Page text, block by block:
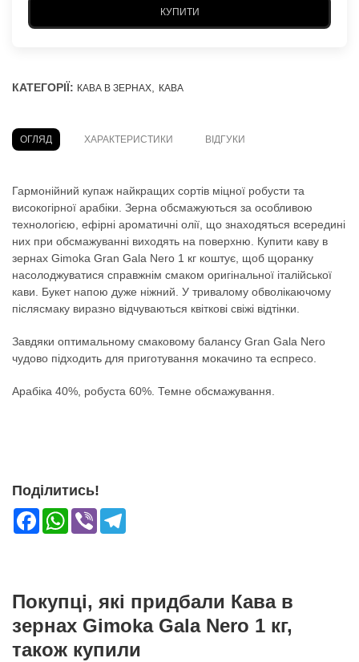
КУПИТИ
КАТЕГОРІЇ: КАВА В ЗЕРНАХ, КАВА
ОГЛЯД ХАРАКТЕРИСТИКИ ВІДГУКИ
Гармонійний купаж найкращих сортів міцної робусти та
високогірної арабіки. Зерна обсмажуються за особливою
технологією, ефірні ароматичні олії, що знаходяться всередині
них при обсмажуванні виходять на поверхню. Купити каву в
зернах Gimoka Gran Gala Nero 1 кг коштує, щоб щоранку
насолоджуватися справжнім смаком оригінальної італійської
кави. Букет напою дуже ніжний. У тривалому обволікаючому
післясмаку виразно відчуваються квіткові свіжі відтінки.
Завдяки оптимальному смаковому балансу Gran Gala Nero
чудово підходить для приготування мокачино та еспресо.
Арабіка 40%, робуста 60%. Темне обсмажування.
Поділитись!
FacebookWhatsApp
Viber
Покупці, які придбали Кава в
зернах Gimoka Gala Nero 1 кг,
також купили